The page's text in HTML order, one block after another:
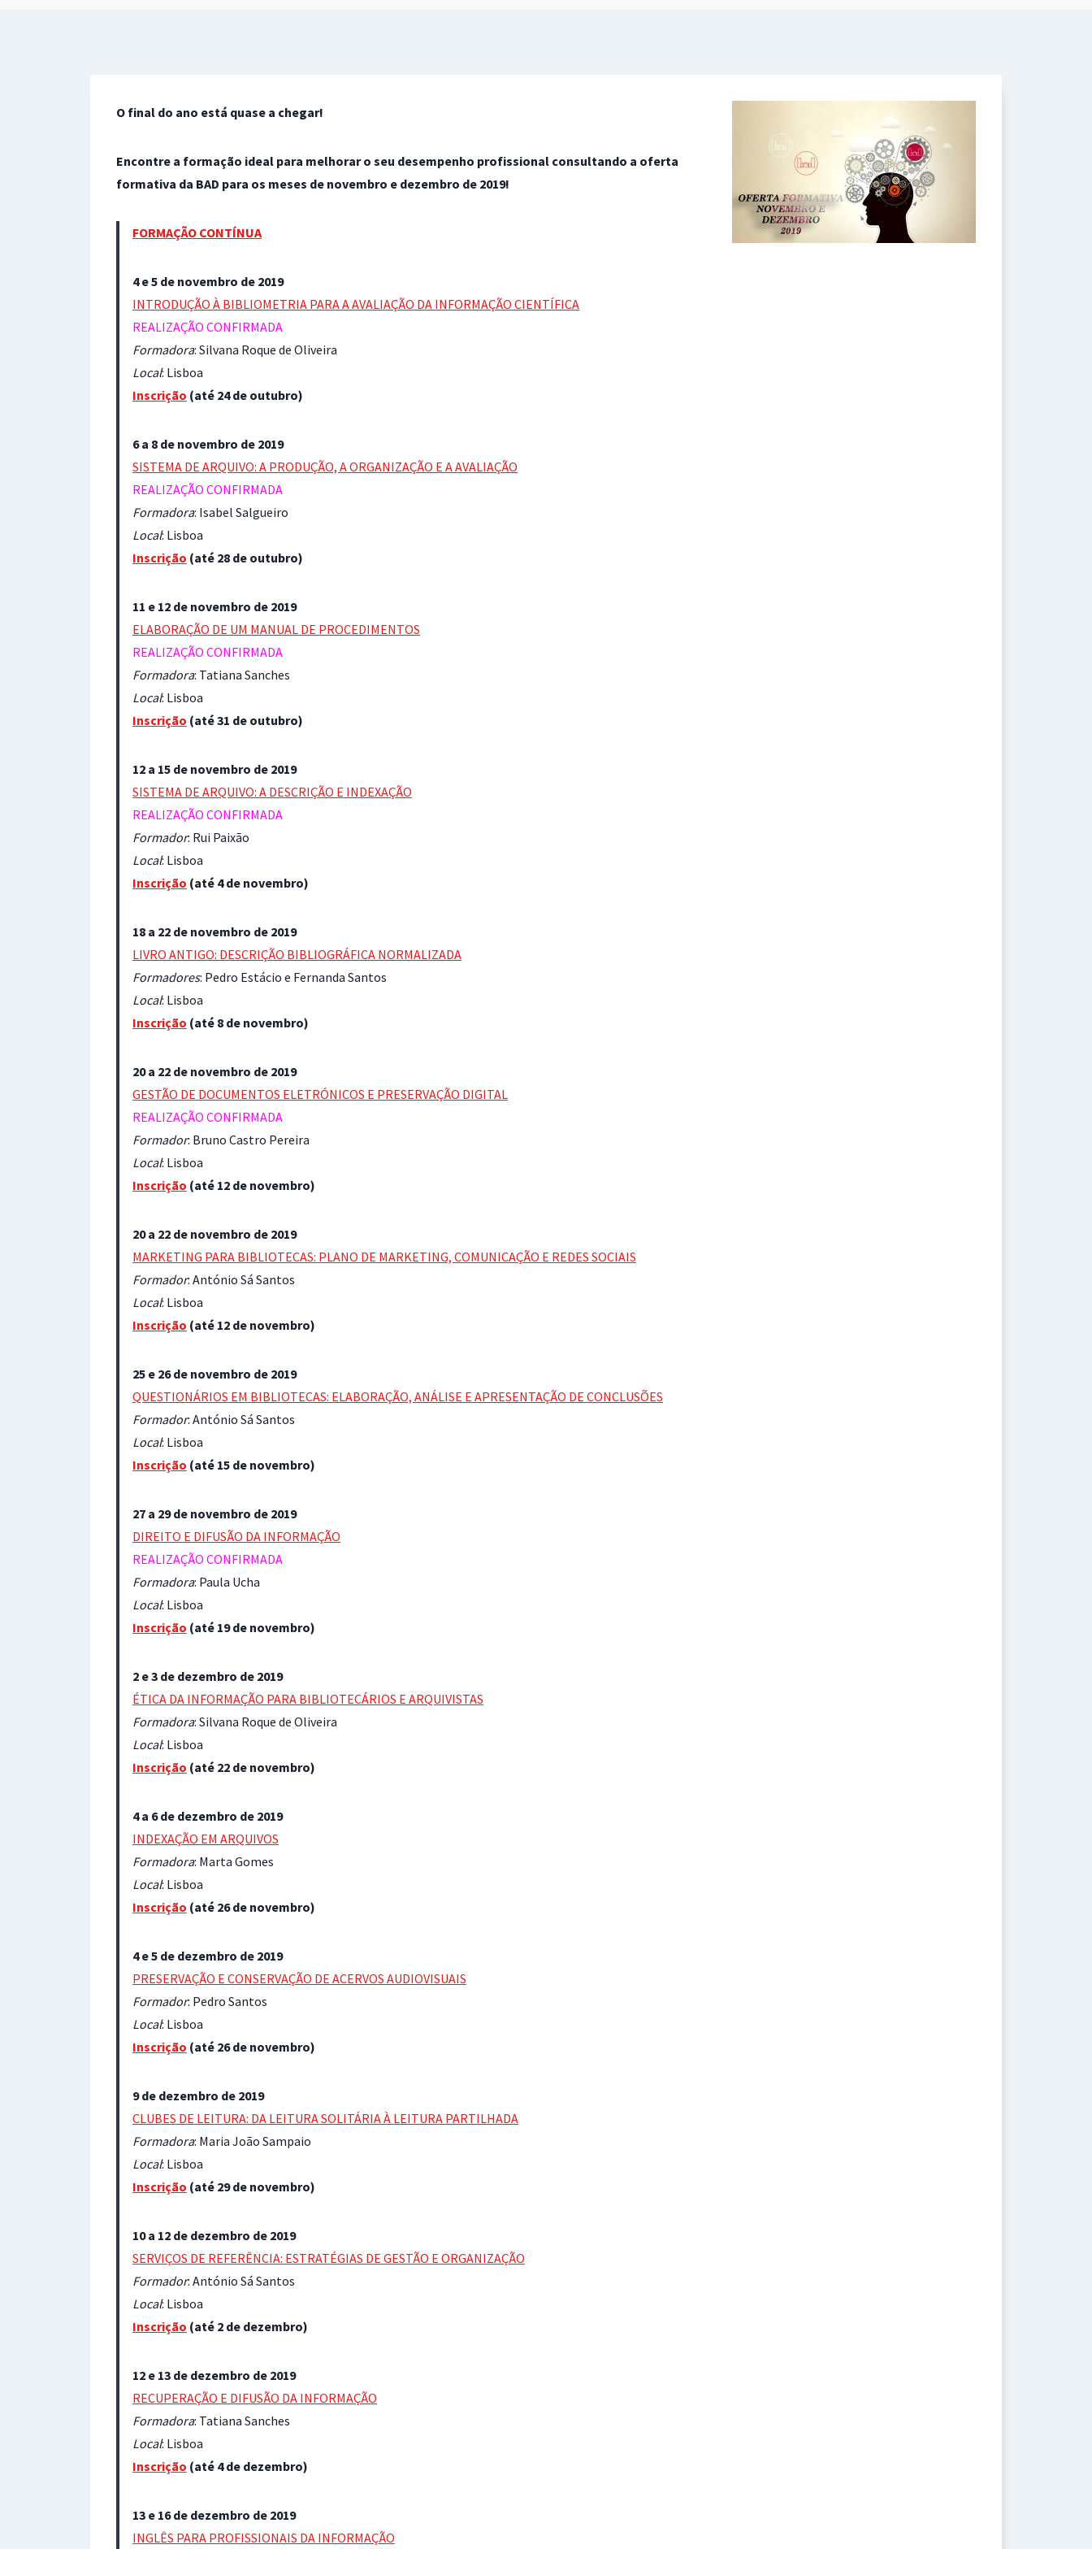
O final do ano está quase a chegar!
Encontre a formação ideal para melhorar o seu desempenho profissional consultando a oferta
formativa da BAD para os meses de novembro e dezembro de 2019!
FORMAÇÃO CONTÍNUA
4 e 5 de novembro de 2019
INTRODUÇÃO À BIBLIOMETRIA PARA A AVALIAÇÃO DA INFORMAÇÃO CIENTÍFICA
REALIZAÇÃO CONFIRMADA
Formadora: Silvana Roque de Oliveira
Local: Lisboa
Inscrição (até 24 de outubro)
6 a 8 de novembro de 2019
SISTEMA DE ARQUIVO: A PRODUÇÃO, A ORGANIZAÇÃO E A AVALIAÇÃO
REALIZAÇÃO CONFIRMADA
Formadora: Isabel Salgueiro
Local: Lisboa
Inscrição (até 28 de outubro)
11 e 12 de novembro de 2019
ELABORAÇÃO DE UM MANUAL DE PROCEDIMENTOS
REALIZAÇÃO CONFIRMADA
Formadora: Tatiana Sanches
Local: Lisboa
Inscrição (até 31 de outubro)
12 a 15 de novembro de 2019
SISTEMA DE ARQUIVO: A DESCRIÇÃO E INDEXAÇÃO
REALIZAÇÃO CONFIRMADA
Formador: Rui Paixão
Local: Lisboa
Inscrição (até 4 de novembro)
18 a 22 de novembro de 2019
LIVRO ANTIGO: DESCRIÇÃO BIBLIOGRÁFICA NORMALIZADA
Formadores: Pedro Estácio e Fernanda Santos
Local: Lisboa
Inscrição (até 8 de novembro)
20 a 22 de novembro de 2019
GESTÃO DE DOCUMENTOS ELETRÓNICOS E PRESERVAÇÃO DIGITAL
REALIZAÇÃO CONFIRMADA
Formador: Bruno Castro Pereira
Local: Lisboa
Inscrição (até 12 de novembro)
20 a 22 de novembro de 2019
MARKETING PARA BIBLIOTECAS: PLANO DE MARKETING, COMUNICAÇÃO E REDES SOCIAIS
Formador: António Sá Santos
Local: Lisboa
Inscrição (até 12 de novembro)
25 e 26 de novembro de 2019
QUESTIONÁRIOS EM BIBLIOTECAS: ELABORAÇÃO, ANÁLISE E APRESENTAÇÃO DE CONCLUSÕES
Formador: António Sá Santos
Local: Lisboa
Inscrição (até 15 de novembro)
27 a 29 de novembro de 2019
DIREITO E DIFUSÃO DA INFORMAÇÃO
REALIZAÇÃO CONFIRMADA
Formadora: Paula Ucha
Local: Lisboa
Inscrição (até 19 de novembro)
2 e 3 de dezembro de 2019
ÉTICA DA INFORMAÇÃO PARA BIBLIOTECÁRIOS E ARQUIVISTAS
Formadora: Silvana Roque de Oliveira
Local: Lisboa
Inscrição (até 22 de novembro)
4 a 6 de dezembro de 2019
INDEXAÇÃO EM ARQUIVOS
Formadora: Marta Gomes
Local: Lisboa
Inscrição (até 26 de novembro)
4 e 5 de dezembro de 2019
PRESERVAÇÃO E CONSERVAÇÃO DE ACERVOS AUDIOVISUAIS
Formador: Pedro Santos
Local: Lisboa
Inscrição (até 26 de novembro)
9 de dezembro de 2019
CLUBES DE LEITURA: DA LEITURA SOLITÁRIA À LEITURA PARTILHADA
Formadora: Maria João Sampaio
Local: Lisboa
Inscrição (até 29 de novembro)
10 a 12 de dezembro de 2019
SERVIÇOS DE REFERÊNCIA: ESTRATÉGIAS DE GESTÃO E ORGANIZAÇÃO
Formador: António Sá Santos
Local: Lisboa
Inscrição (até 2 de dezembro)
12 e 13 de dezembro de 2019
RECUPERAÇÃO E DIFUSÃO DA INFORMAÇÃO
Formadora: Tatiana Sanches
Local: Lisboa
Inscrição (até 4 de dezembro)
13 e 16 de dezembro de 2019
INGLÊS PARA PROFISSIONAIS DA INFORMAÇÃO